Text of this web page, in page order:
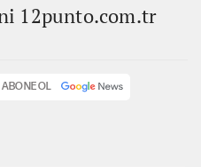
12punto.com.tr
ABONE OL